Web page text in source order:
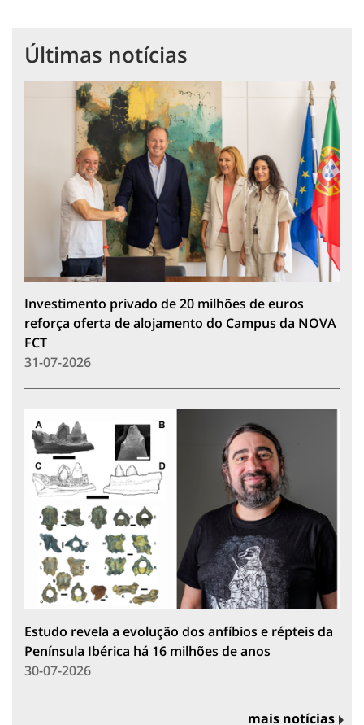
Últimas notícias
Investimento privado de 20 milhões de euros
reforça oferta de alojamento do Campus da NOVA
FCT
31-07-2026
Estudo revela a evolução dos anfíbios e répteis da
Península Ibérica há 16 milhões de anos
30-07-2026
mais notícias